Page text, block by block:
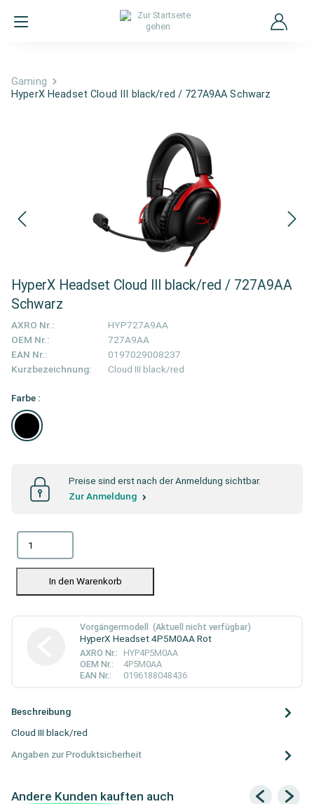
Gaming
HyperX Headset Cloud III black/red / 727A9AA Schwarz
HyperX Headset Cloud III black/red / 727A9AA
Schwarz
AXRO Nr.:
HYP727A9AA
OEM Nr.:
727A9AA
EAN Nr.:
0197029008237
Kurzbezeichnung:
Cloud III black/red
Farbe :
Preise sind erst nach der Anmeldung sichtbar.
Zur Anmeldung
In den Warenkorb
Vorgängermodell (Aktuell nicht verfügbar)
HyperX Headset 4P5M0AA Rot
AXRO Nr.:
HYP4P5M0AA
OEM Nr.:
4P5M0AA
EAN Nr.:
0196188048436
Beschreibung
Cloud III black/red
Angaben zur Produktsicherheit
Andere Kunden kauften auch